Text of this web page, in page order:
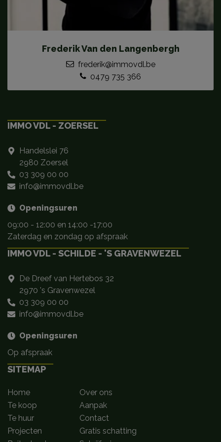
Frederik Van den Langenbergh
frederik@immovdl.be
0479 735 366
IMMO VDL - ZOERSEL
Handelslei 76
2980 Zoersel
03 309 00 00
info@immovdl.be
Openingsuren
09:00 - 12:00 en 14:00 -17:00
Zaterdag en zondag op afspraak
IMMO VDL - SCHILDE - 'S GRAVENWEZEL
De Dreef van Hertebos 32
2970 's Gravenwezel
03 309 00 00
info@immovdl.be
Openingsuren
Op afspraak
SITEMAP
Home
Te koop
Te huur
Projecten
Over ons
Aanpak
Contact
Gratis schatting